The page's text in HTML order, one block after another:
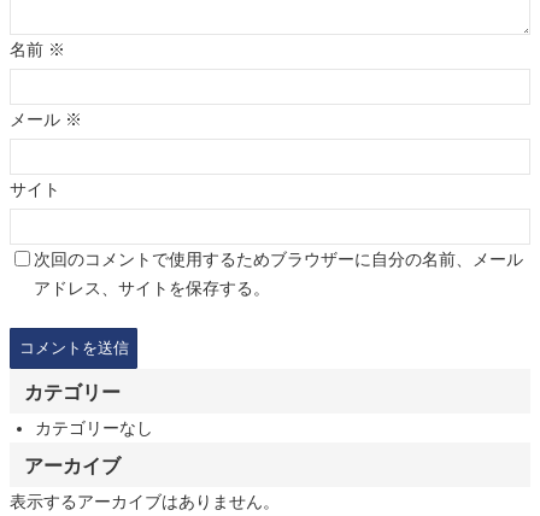
名前 ※
メール ※
サイト
次回のコメントで使用するためブラウザーに自分の名前、メール
アドレス、サイトを保存する。
カテゴリー
カテゴリーなし
アーカイブ
表示するアーカイブはありません。